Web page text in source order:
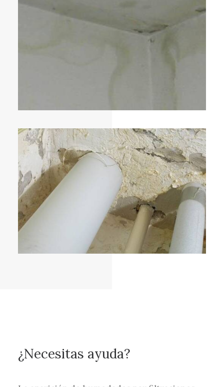
¿Necesitas ayuda?